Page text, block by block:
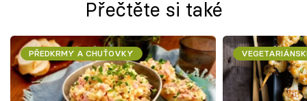
Přečtěte si také
PŘEDKRMY A CHUŤOVKY